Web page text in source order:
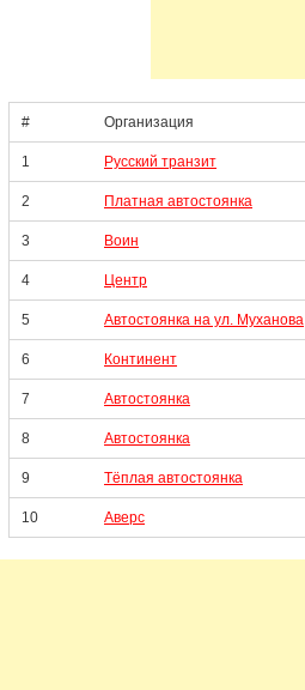
# Организация
1 Русский транзит
2 Платная автостоянка
3 Воин
4 Центр
5 Автостоянка на ул. Муханова
6 Континент
7 Автостоянка
8 Автостоянка
9 Тёплая автостоянка
10 Аверс